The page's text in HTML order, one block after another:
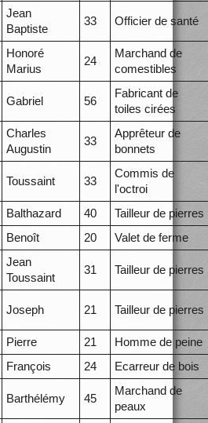
Jean
Baptiste
33 Officier de santé
Honoré
Marius
24
Marchand de
comestibles
Gabriel 56
Fabricant de
toiles cirées
Charles
Augustin
33
Apprêteur de
bonnets
Toussaint 33
Commis de
l'octroi
Balthazard 40
Tailleur de pierres
Benoît 20 Valet de ferme
Jean
Toussaint
31 Tailleur de pierres
Joseph 21 Tailleur de pierres
Pierre 21
Homme de peine
François 24 Ecarreur de bois
Barthélémy 45
Marchand de
peaux